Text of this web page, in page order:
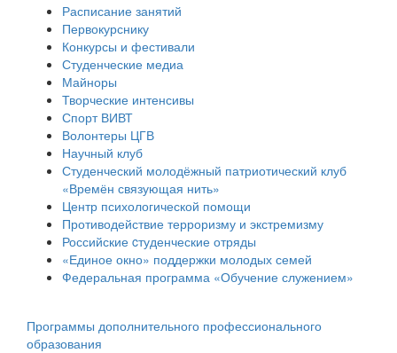
Расписание занятий
Первокурснику
Конкурсы и фестивали
Студенческие медиа
Майноры
Творческие интенсивы
Спорт ВИВТ
Волонтеры ЦГВ
Научный клуб
Студенческий молодёжный патриотический клуб
«Времён связующая нить»
Центр психологической помощи
Противодействие терроризму и экстремизму
Российские cтуденческие отряды
«Единое окно» поддержки молодых семей
Федеральная программа «Обучение служением»
Программы дополнительного профессионального
образования